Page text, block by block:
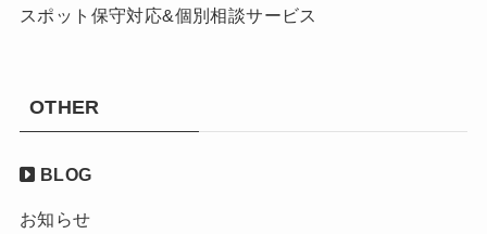
スポット保守対応&個別相談サービス
OTHER
BLOG
お知らせ